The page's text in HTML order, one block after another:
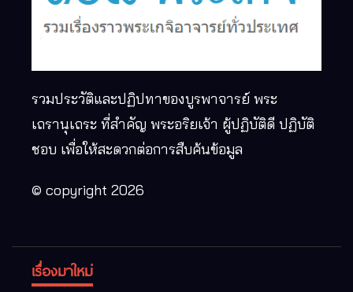
รวมประวัติและปฏิปทาของบูรพาจารย์ พระ
เถรานุเถระ ที่สำคัญ พระอริยเจ้า ผู้ปฏิบัติดี ปฏิบัติ
ชอบ เพื่อให้สะดวกต่อการสืบค้นข้อมูล
© copyright 2026
เรื่องมาใหม่